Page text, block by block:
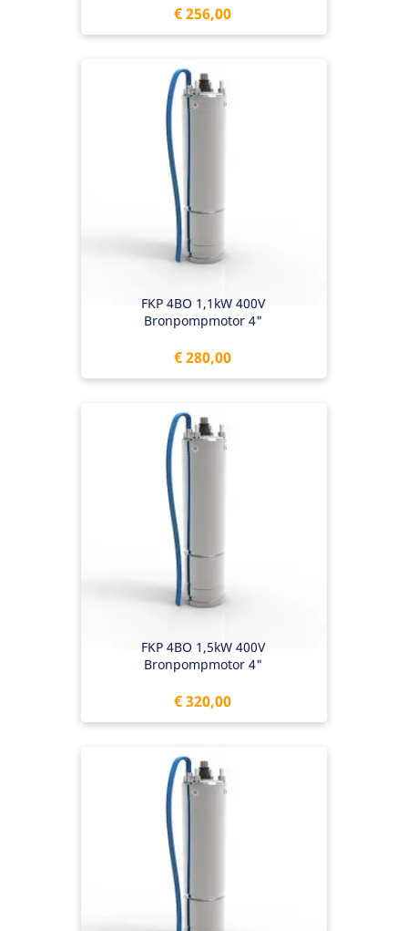
Prijs
€ 256,00
FKP 4BO 1,1kW 400V
Bronpompmotor 4"
Prijs
€ 280,00
FKP 4BO 1,5kW 400V
Bronpompmotor 4"
Prijs
€ 320,00